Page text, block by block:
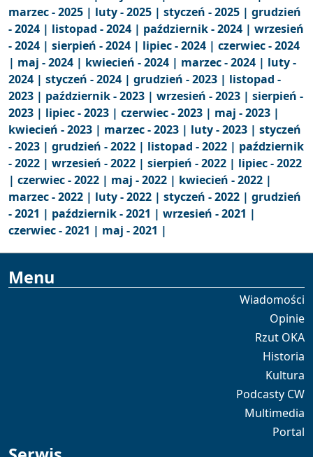
marzec - 2025 | luty - 2025 | styczeń - 2025 | grudzień
- 2024 | listopad - 2024 | październik - 2024 | wrzesień
- 2024 | sierpień - 2024 | lipiec - 2024 | czerwiec - 2024
| maj - 2024 | kwiecień - 2024 | marzec - 2024 | luty -
2024 | styczeń - 2024 | grudzień - 2023 | listopad -
2023 | październik - 2023 | wrzesień - 2023 | sierpień -
2023 | lipiec - 2023 | czerwiec - 2023 | maj - 2023 |
kwiecień - 2023 | marzec - 2023 | luty - 2023 | styczeń
- 2023 | grudzień - 2022 | listopad - 2022 | październik
- 2022 | wrzesień - 2022 | sierpień - 2022 | lipiec - 2022
| czerwiec - 2022 | maj - 2022 | kwiecień - 2022 |
marzec - 2022 | luty - 2022 | styczeń - 2022 | grudzień
- 2021 | październik - 2021 | wrzesień - 2021 |
czerwiec - 2021 | maj - 2021 |
Menu
Wiadomości
Opinie
Rzut OKA
Historia
Kultura
Podcasty CW
Multimedia
Portal